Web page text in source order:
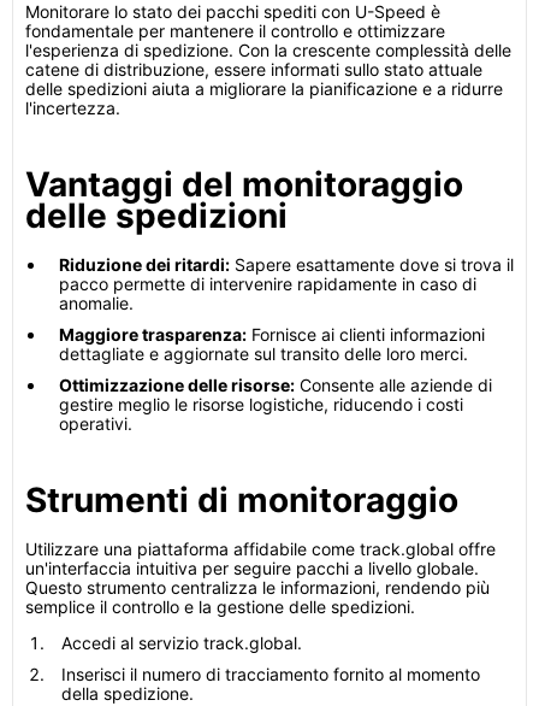
Monitorare lo stato dei pacchi spediti con U-Speed è
fondamentale per mantenere il controllo e ottimizzare
l'esperienza di spedizione. Con la crescente complessità delle
catene di distribuzione, essere informati sullo stato attuale
delle spedizioni aiuta a migliorare la pianificazione e a ridurre
l'incertezza.
Vantaggi del monitoraggio
delle spedizioni
Riduzione dei ritardi: Sapere esattamente dove si trova il
pacco permette di intervenire rapidamente in caso di
anomalie.
Maggiore trasparenza: Fornisce ai clienti informazioni
dettagliate e aggiornate sul transito delle loro merci.
Ottimizzazione delle risorse: Consente alle aziende di
gestire meglio le risorse logistiche, riducendo i costi
operativi.
Strumenti di monitoraggio
Utilizzare una piattaforma affidabile come track.global offre
un'interfaccia intuitiva per seguire pacchi a livello globale.
Questo strumento centralizza le informazioni, rendendo più
semplice il controllo e la gestione delle spedizioni.
Accedi al servizio track.global.
Inserisci il numero di tracciamento fornito al momento
della spedizione.